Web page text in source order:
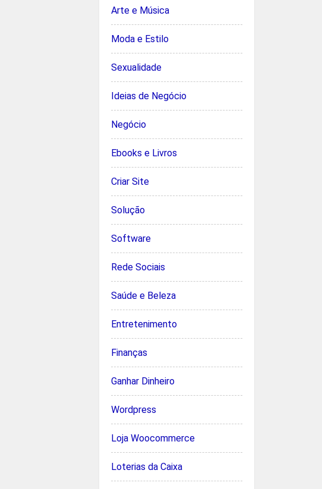
Arte e Música
Moda e Estilo
Sexualidade
Ideias de Negócio
Negócio
Ebooks e Livros
Criar Site
Solução
Software
Rede Sociais
Saúde e Beleza
Entretenimento
Finanças
Ganhar Dinheiro
Wordpress
Loja Woocommerce
Loterias da Caixa